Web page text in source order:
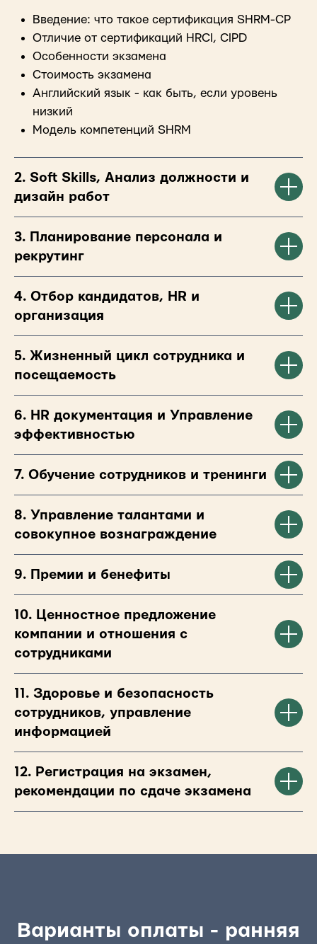
Введение: что такое сертификация SHRM-CP
Отличие от сертификаций HRCI, CIPD
Особенности экзамена
Стоимость экзамена
Английский язык - как быть, если уровень
низкий
Модель компетенций SHRM
2. Soft Skills, Анализ должности и
дизайн работ
3. Планирование персонала и
рекрутинг
4. Отбор кандидатов, HR и
организация
5. Жизненный цикл сотрудника и
посещаемость
6. HR документация и Управление
эффективностью
7. Обучение сотрудников и тренинги
8. Управление талантами и
совокупное вознаграждение
9. Премии и бенефиты
10. Ценностное предложение
компании и отношения с
сотрудниками
11. Здоровье и безопасность
сотрудников, управление
информацией
12. Регистрация на экзамен,
рекомендации по сдаче экзамена
Варианты оплаты - ранняя